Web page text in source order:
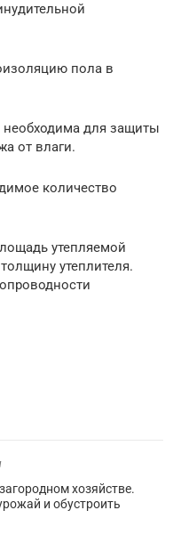
пола в
необходима для защиты
от влаги.
количество
утепляемой
утеплителя.
хозяйстве.
и обустроить